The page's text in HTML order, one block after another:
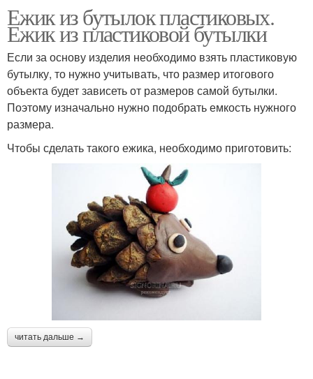
Ежик из бутылок пластиковых.
Ежик из пластиковой бутылки
Если за основу изделия необходимо взять пластиковую
бутылку, то нужно учитывать, что размер итогового
объекта будет зависеть от размеров самой бутылки.
Поэтому изначально нужно подобрать емкость нужного
размера.
Чтобы сделать такого ежика, необходимо приготовить:
читать дальше →